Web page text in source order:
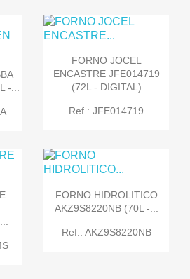
-...
FORNO JOCEL
ENCASTRE JFE014719
(72L - DIGITAL)
Ref.: JFE014719
FORNO HIDROLITICO
AKZ9S8220NB (70L -...
Ref.: AKZ9S8220NB